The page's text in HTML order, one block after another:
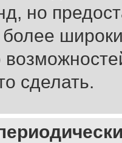
но
более
сделать.